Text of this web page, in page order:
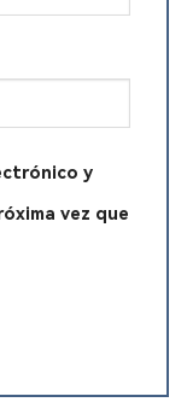
y
vez que